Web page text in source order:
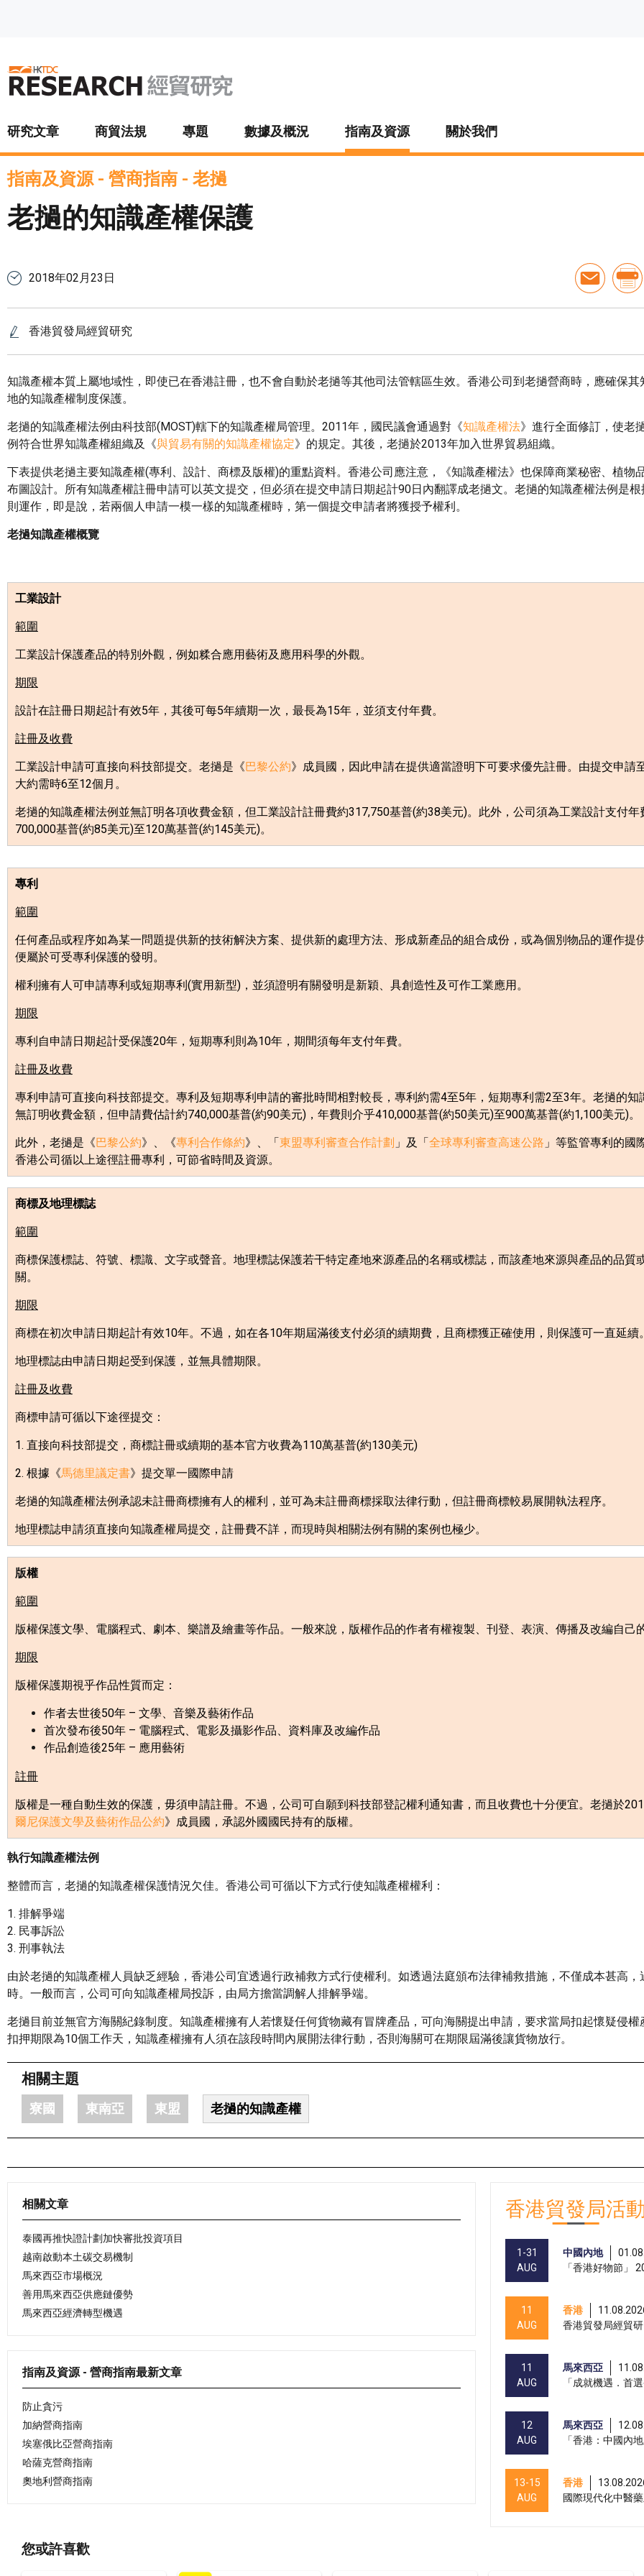
研究文章 商貿法規 專題 數據及概況 指南及資源 關於我們
指南及資源- 營商指南 - 老撾
老撾的知識產權保護
2018年02月23日
香港貿發局經貿研究
知識產權本質上屬地域性，即使已在香港註冊，也不會自動於老撾等其他司法管轄區生效。香港公司到老撾營商時，應確保其
地的知識產權制度保護。
老撾的知識產權法例由科技部(MOST)轄下的知識產權局管理。2011年，國民議會通過對《知識產權法》進行全面修訂，使老
例符合世界知識產權組織及《與貿易有關的知識產權協定》的規定。其後，老撾於2013年加入世界貿易組織。
下表提供老撾主要知識產權(專利、設計、商標及版權)的重點資料。香港公司應注意，《知識產權法》也保障商業秘密、植物
布圖設計。所有知識產權註冊申請可以英文提交，但必須在提交申請日期起計90日內翻譯成老撾文。老撾的知識產權法例是
則運作，即是說，若兩個人申請一模一樣的知識產權時，第一個提交申請者將獲授予權利。
老撾知識產權概覽
工業設計
範圍
工業設計保護產品的特別外觀，例如糅合應用藝術及應用科學的外觀。
期限
設計在註冊日期起計有效5年，其後可每5年續期一次，最長為15年，並須支付年費。
註冊及收費
工業設計申請可直接向科技部提交。老撾是《巴黎公約》成員國，因此申請在提供適當證明下可要求優先註冊。由提交申請
大約需時6至12個月。
老撾的知識產權法例並無訂明各項收費金額，但工業設計註冊費約317,750基普(約38美元)。此外，公司須為工業設計支付年
700,000基普(約85美元)至120萬基普(約145美元)。
專利
範圍
任何產品或程序如為某一問題提供新的技術解決方案、提供新的處理方法、形成新產品的組合成份，或為個別物品的運作提
便屬於可受專利保護的發明。
權利擁有人可申請專利或短期專利(實用新型) ，並須證明有關發明是新穎、具創造性及可作工業應用。
期限
專利自申請日期起計受保護20年，短期專利則為10年，期間須每年支付年費。
註冊及收費
專利申請可直接向科技部提交。專利及短期專利申請的審批時間相對較長，專利約需4至5年，短期專利需2至3年。老撾的知
無訂明收費金額，但申請費估計約740,000基普(約90美元) ，年費則介乎410,000基普(約50美元)至900萬基普(約1,100美元)。
此外，老撾是《巴黎公約》、《專利合作條約》、「東盟專利審查合作計劃 」及「全球專利審查高速公路 」等監管專利的國
香港公司循以上途徑註冊專利，可節省時間及資源。
商標及地理標誌
範圍
商標保護標誌、符號、標識、文字或聲音。地理標誌保護若干特定產地來源產品的名稱或標誌，而該產地來源與產品的品質
關。
期限
商標在初次申請日期起計有效10年。不過，如在各10年期屆滿後支付必須的續期費，且商標獲正確使用，則保護可一直延續
地理標誌由申請日期起受到保護，並無具體期限。
註冊及收費
商標申請可循以下途徑提交：
1. 直接向科技部提交，商標註冊或續期的基本官方收費為110萬基普(約130美元)
2. 根據《馬德里議定書》提交單一國際申請
老撾的知識產權法例承認未註冊商標擁有人的權利，並可為未註冊商標採取法律行動，但註冊商標較易展開執法程序。
地理標誌申請須直接向知識產權局提交，註冊費不詳，而現時與相關法例有關的案例也極少。
版權
範圍
版權保護文學、電腦程式、劇本、樂譜及繪畫等作品。一般來說，版權作品的作者有權複製、刊登、表演、傳播及改編自己
期限
版權保護期視乎作品性質而定：
作者去世後50年 – 文學、音樂及藝術作品
首次發布後50年 – 電腦程式、電影及攝影作品、資料庫及改編作品
作品創造後25年 – 應用藝術
註冊
版權是一種自動生效的保護，毋須申請註冊。不過，公司可自願到科技部登記權利通知書，而且收費也十分便宜。老撾於
爾尼保護文學及藝術作品公約》成員國，承認外國國民持有的版權。
執行知識產權法例
整體而言，老撾的知識產權保護情況欠佳。香港公司可循以下方式行使知識產權權利：
1. 排解爭端
2. 民事訴訟
3. 刑事執法
由於老撾的知識產權人員缺乏經驗，香港公司宜透過行政補救方式行使權利。如透過法庭頒布法律補救措施，不僅成本甚高，
時。一般而言，公司可向知識產權局投訴，由局方擔當調解人排解爭端。
老撾目前並無官方海關紀錄制度。知識產權擁有人若懷疑任何貨物藏有冒牌產品，可向海關提出申請，要求當局扣起懷疑侵權
扣押期限為10個工作天，知識產權擁有人須在該段時間內展開法律行動，否則海關可在期限屆滿後讓貨物放行。
相關主題
寮國 東南亞 東盟 老撾的知識產權
相關文章
泰國再推快證計劃加快審批投資項目
越南啟動本土碳交易機制
馬來西亞市場概況
善用馬來西亞供應鏈優勢
馬來西亞經濟轉型機遇
指南及資源 - 營商指南最新文章
防止貪污
加納營商指南
埃塞俄比亞營商指南
哈薩克營商指南
奧地利營商指南
香港貿發局活
1-31
AUG
中國內地
「香港好物節」
11
AUG
香港
香港貿發局經貿
11
AUG
馬來西亞
「成就機遇．首
12
AUG
馬來西亞
「香港：中國內
13-15
AUG
香港
國際現代化中醫
您或許喜歡